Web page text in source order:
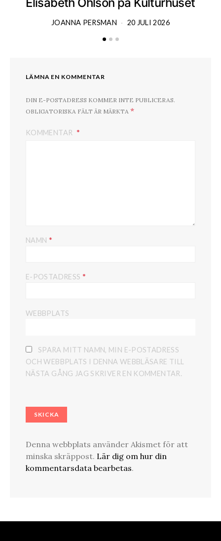
JOANNA PERSMAN 20 JULI 2026
LÄMNA EN KOMMENTAR
DIN E-POSTADRESS KOMMER INTE PUBLICERAS.
OBLIGATORISKA FÄLT ÄR MÄRKTA *
KOMMENTAR
NAMN *
E-POSTADRESS *
WEBBPLATS
SPARA MITT NAMN, MIN E-POSTADRESS
OCH WEBBPLATS I DENNA WEBBLÄSARE TILL
NÄSTA GÅNG JAG SKRIVER EN KOMMENTAR.
Denna webbplats använder Akismet för att
minska skräppost. Lär dig om hur din
kommentarsdata bearbetas.